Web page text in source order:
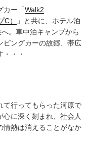
カー「Walk2
）
」と共に、ホテル泊
。車中泊キャンプから
ピングカーの故郷、帯広
・・
て行ってもらった河原で
に深く刻まれ、社会人
情熱は消えることがなか